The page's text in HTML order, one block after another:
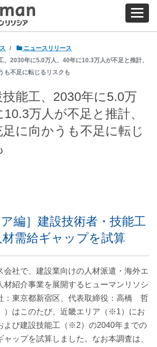
ニュースリリース
、2030年に5.0万人、40年に10.3万人が不足と推計、
も不足に転じるリスクも
能工、2030年に5.0万
10.3万人が不足と推計、
に向かうも不足に転じ
ア編］建設技術者・技能工
需給ギャップを試算
会社で、建設業向けの人材派遣・海外エ
材紹介事業を展開するヒューマンリソシ
：東京都新宿区、代表取締役：高橋 哲
）はこのたび、近畿エリア（※1）にお
よび建設技能工（※2）の2040年までの
ップを試算しました。なお本調査は、